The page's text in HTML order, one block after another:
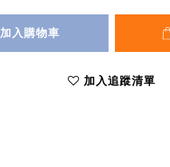
加入購物車
加入追蹤清單